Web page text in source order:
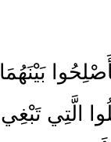
بَيْنَهُمَا
الَّتِي تَبْغِي